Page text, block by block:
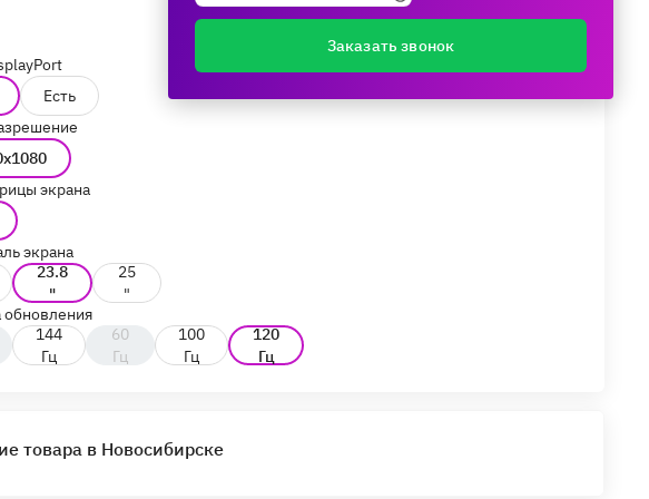
Есть
экрана
экрана
23.8
"
25
"
обновления
144
Гц
60
Гц
100
Гц
120
Гц
товара в Новосибирске
Заказать звонок